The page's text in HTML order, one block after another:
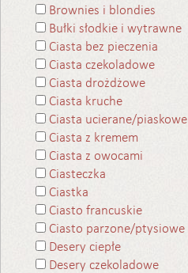
Brownies i blondies
Bułki słodkie i wytrawne
Ciasta bez pieczenia
Ciasta czekoladowe
Ciasta drożdżowe
Ciasta kruche
Ciasta ucierane/piaskowe
Ciasta z kremem
Ciasta z owocami
Ciasteczka
Ciastka
Ciasto francuskie
Ciasto parzone/ptysiowe
Desery ciepłe
Desery czekoladowe